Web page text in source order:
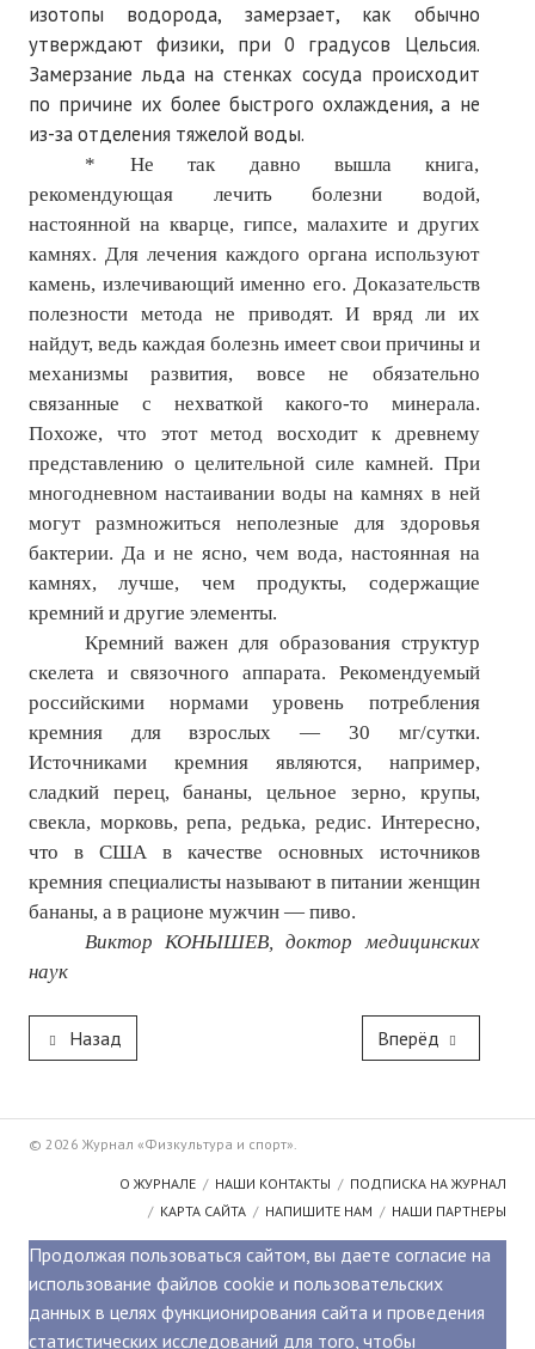
изотопы водорода, замерзает, как обычно
утверждают физики, при 0 градусов Цельсия.
Замерзание льда на стенках сосуда происходит
по причине их более быстрого охлаждения, а не
из-за отделения тяжелой воды.
* Не так давно вышла книга,
рекомендующая лечить болезни водой,
настоянной на кварце, гипсе, малахите и других
камнях. Для лечения каждого органа используют
камень, излечивающий именно его. Доказательств
полезности метода не приводят. И вряд ли их
найдут, ведь каждая болезнь имеет свои причины и
механизмы развития, вовсе не обязательно
связанные с нехваткой какого-то минерала.
Похоже, что этот метод восходит к древнему
представлению о целительной силе камней. При
многодневном настаивании воды на камнях в ней
могут размножиться неполезные для здоровья
бактерии. Да и не ясно, чем вода, настоянная на
камнях, лучше, чем продукты, содержащие
кремний и другие элементы.
Кремний важен для образования структур
скелета и связочного аппарата. Рекомендуемый
российскими нормами уровень потребления
кремния для взрослых — 30 мг/сутки.
Источниками кремния являются, например,
сладкий перец, бананы, цельное зерно, крупы,
свекла, морковь, репа, редька, редис. Интересно,
что в США в качестве основных источников
кремния специалисты называют в питании женщин
бананы, а в рационе мужчин — пиво.
Виктор КОНЫШЕВ, доктор медицинских
наук
Назад Вперёд
© 2026 Журнал «Физкультура и спорт».
О ЖУРНАЛЕ НАШИ КОНТАКТЫ
ПОДПИСКА НА ЖУРНАЛ
КАРТА САЙТА
НАПИШИТЕ НАМ НАШИ ПАРТНЕРЫ
Продолжая пользоваться сайтом, вы даете согласие на
использование файлов cookie и пользовательских
данных в целях функционирования сайта и проведения
статистических исследований для того, чтобы